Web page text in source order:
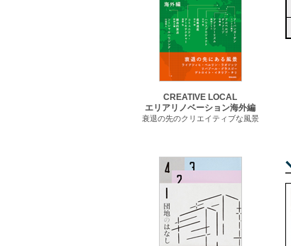
CREATIVE LOCAL
エリアリノベーション海外編
衰退の先のクリエイティブな風景